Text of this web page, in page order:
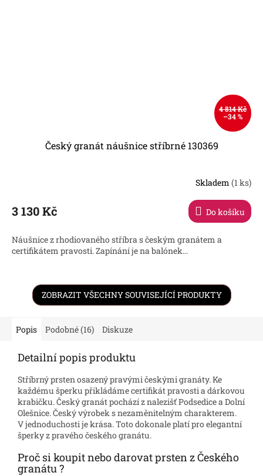
4 814 Kč
–34 %
Český granát náušnice stříbrné 130369
Skladem (1 ks)
3 130 Kč Do košíku
Náušnice z rhodiovaného stříbra s českým granátem a
certifikátem pravosti. Zapínání je na balónek...
ZOBRAZIT VŠECHNY SOUVISEJÍCÍ PRODUKTY
Popis Podobné (16) Diskuze
Detailní popis produktu
Stříbrný prsten osazený pravými českými granáty. Ke
každému šperku přikládáme certifikát pravosti a dárkovou
krabičku. Český granát pochází z nalezišť Podsedice a Dolní
Olešnice. Český výrobek s nezaměnitelným charakterem.
V jednoduchosti je krása. Toto dokonale platí pro elegantní
šperky z pravého českého granátu.
Proč si koupit nebo darovat prsten z Českého
granátu ?